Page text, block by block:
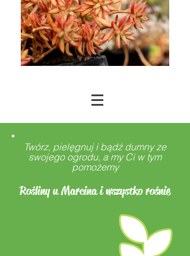
Twórz, pielęgnuj i bądź dumny ze
swojego ogrodu, a my Ci w tym
pomożemy
Rośliny u Marcina i wszystko rośnie